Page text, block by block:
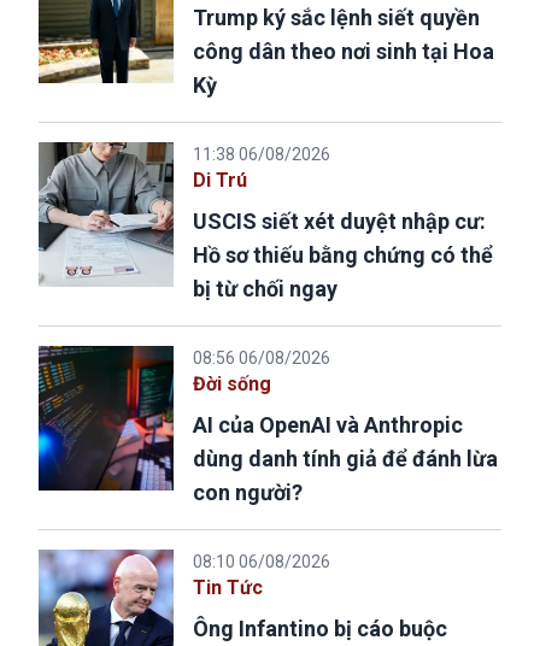
Trump ký sắc lệnh siết quyền
công dân theo nơi sinh tại Hoa
Kỳ
11:38 06/08/2026
Di Trú
USCIS siết xét duyệt nhập cư:
Hồ sơ thiếu bằng chứng có thể
bị từ chối ngay
08:56 06/08/2026
Đời sống
AI của OpenAI và Anthropic
dùng danh tính giả để đánh lừa
con người?
08:10 06/08/2026
Tin Tức
Ông Infantino bị cáo buộc